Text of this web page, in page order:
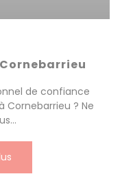
de confiance
Cornebarrieu ? Ne